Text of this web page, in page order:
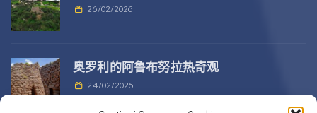
26/02/2026
奥罗利的阿鲁布努拉热奇观
24/02/2026